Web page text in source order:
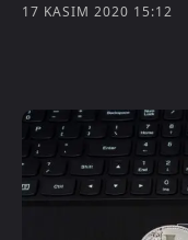
17 KASIM 2020 15:12